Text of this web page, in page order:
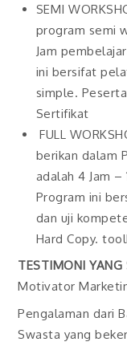
SEMI
program semi
Jam
ini bersifat
simple.
Sertifikat
FULL
berikan dalam
adalah 4 Jam –
Program ini
dan uji
Hard Copy.
TESTIMONI
Motivator
Pengalaman dari
Swasta yang